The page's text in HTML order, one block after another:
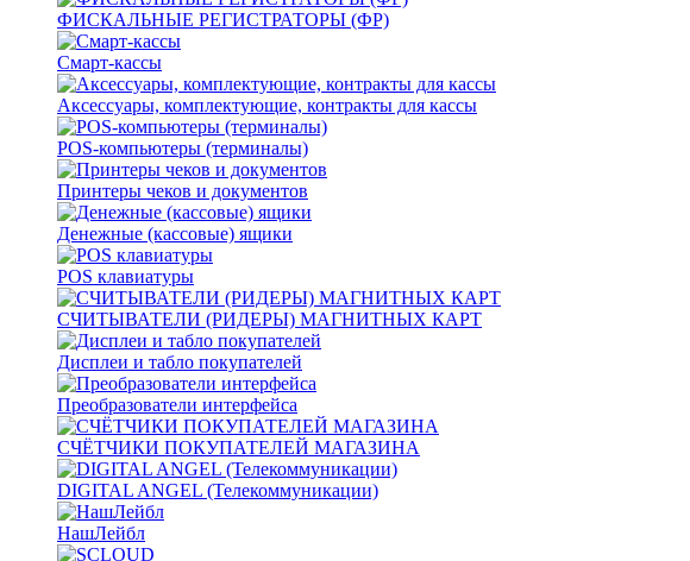
ФИСКАЛЬНЫЕ РЕГИСТРАТОРЫ (ФР)
Смарт-кассы
Аксессуары, комплектующие, контракты для кассы
POS-компьютеры (терминалы)
Принтеры чеков и документов
Денежные (кассовые) ящики
POS клавиатуры
СЧИТЫВАТЕЛИ (РИДЕРЫ) МАГНИТНЫХ КАРТ
Дисплеи и табло покупателей
Преобразователи интерфейса
СЧЁТЧИКИ ПОКУПАТЕЛЕЙ МАГАЗИНА
DIGITAL ANGEL (Телекоммуникации)
НашЛейбл